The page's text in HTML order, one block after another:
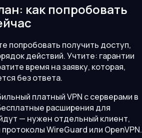
как попробовать
попробовать получить доступ,
действий. Учтите: гарантии
время на заявку, которая,
без ответа.
платный VPN с серверами в
расширения для
— нужен отдельный клиент,
WireGuard или OpenVPN.